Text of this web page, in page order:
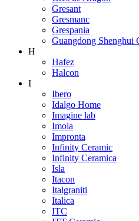
Gresant
Gresmanc
Grespania
Guangdong Shenghui
H
Hafez
Halcon
I
Ibero
Idalgo Home
Imagine lab
Imola
Impronta
Infinity Ceramic
Infinity Ceramica
Isla
Itacon
Italgraniti
Italica
ITC